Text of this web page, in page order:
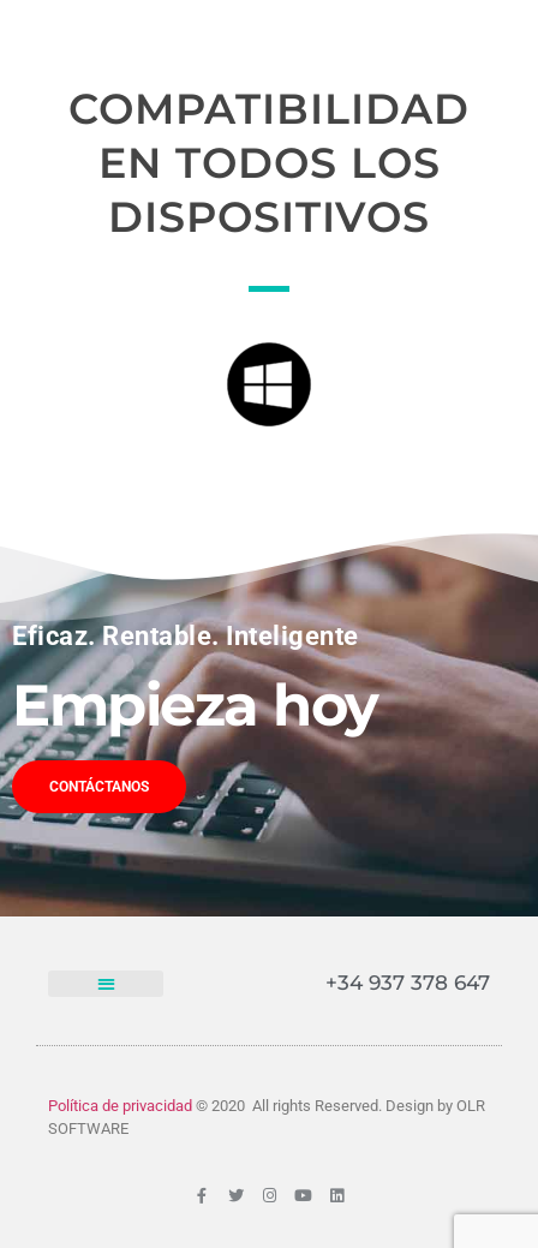
COMPATIBILIDAD
EN TODOS LOS
DISPOSITIVOS
Eficaz. Rentable. Inteligente
Empieza hoy
CONTÁCTANOS
+34 937 378 647​
Política de privacidad © 2020 All rights Reserved. Design by OLR
SOFTWARE